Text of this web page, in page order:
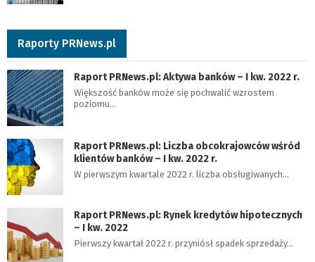
Raporty PRNews.pl
Raport PRNews.pl: Aktywa banków – I kw. 2022 r.
Większość banków może się pochwalić wzrostem
poziomu…
Raport PRNews.pl: Liczba obcokrajowców wśród
klientów banków – I kw. 2022 r.
W pierwszym kwartale 2022 r. liczba obsługiwanych…
Raport PRNews.pl: Rynek kredytów hipotecznych
– I kw. 2022
Pierwszy kwartał 2022 r. przyniósł spadek sprzedaży…